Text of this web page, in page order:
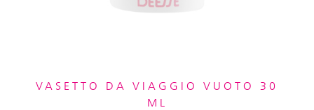
VASETTO DA VIAGGIO VUOTO 30
ML